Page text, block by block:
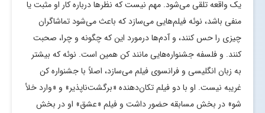
یک واقعه تلقی می‌شود. مهم نیست که نظرها درباره کار او مثبت یا
منفی باشد، نوئه فیلم‌هایی می‌سازد که باعث می‌شود تماشاگران
چیزی را حس کنند، و آدم‌ها درمورد این که چگونه و چرا، صحبت
کنند. و فلسفه جشنواره‌هایی مانند کن همین است. نوئه که بیشتر
به زبان انگلیسی و فرانسوی فیلم می‌سازد، اصلاً با جشنواره کن
غریبه نیست. او با دو فیلم تکان‌دهنده «برگشت‌ناپذیر» و «وارد خلأ
شو» در بخش مسابقه حضور داشت و فیلم «عشق» او در بخش